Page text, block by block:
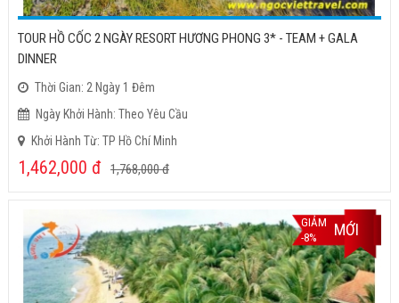
TOUR HỒ CỐC 2 NGÀY RESORT HƯƠNG PHONG 3* - TEAM + GALA
DINNER
Thời Gian: 2 Ngày 1 Đêm
Ngày Khởi Hành: Theo Yêu Cầu
Khởi Hành Từ: TP Hồ Chí Minh
1,462,000 đ 1,768,000đ
GIẢM
-8%
MỚI